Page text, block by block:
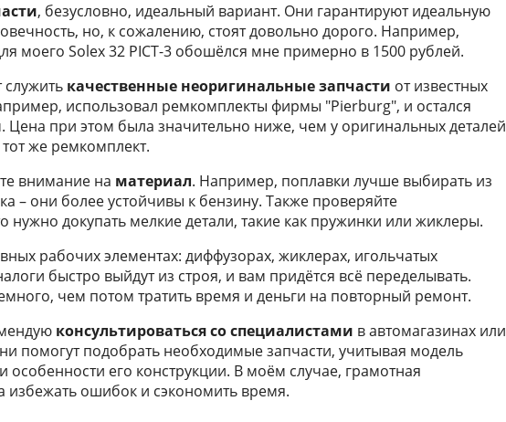
, безусловно, идеальный вариант. Они гарантируют идеальную
но, к сожалению, стоят довольно дорого. Например,
моего Solex 32 PICT-3 обошёлся мне примерно в 1500 рублей.
служить качественные неоригинальные запчасти от известных
использовал ремкомплекты фирмы "Pierburg", и остался
Цена при этом была значительно ниже, чем у оригинальных деталей
же ремкомплект.
внимание на материал. Например, поплавки лучше выбирать из
– они более устойчивы к бензину. Также проверяйте
нужно докупать мелкие детали, такие как пружинки или жиклеры.
рабочих элементах: диффузорах, жиклерах, игольчатых
быстро выйдут из строя, и вам придётся всё переделывать.
чем потом тратить время и деньги на повторный ремонт.
консультироваться со специалистами в автомагазинах или
помогут подобрать необходимые запчасти, учитывая модель
особенности его конструкции. В моём случае, грамотная
избежать ошибок и сэкономить время.